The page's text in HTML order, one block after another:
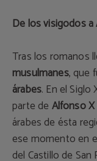
De los visigodos
Tras los romanos
musulmanes, que
árabes. En el
parte de Alfonso
árabes de ésta
ese momento en
del Castillo de